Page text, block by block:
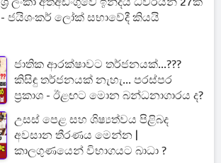
- ජයිශංකර් ලෝක් සභාවේදී කියයි
ජාතික ආරක්ෂාවට තර්ජනයක්...???
කිසිඳු තර්ජනයක් නැහැ... පරස්පර
ප්‍රකාශ - ඊළඟට මොන බන්ධනාගාරය ද?
උසස් පෙළ සහ ශිෂ්‍යත්වය පිළිබද
අවසාන තීරණය මෙන්න |
කාලගුණයෙන් විභාගයට බාධා ?